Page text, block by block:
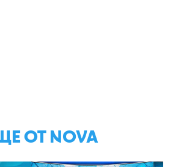
ОТ NOVA